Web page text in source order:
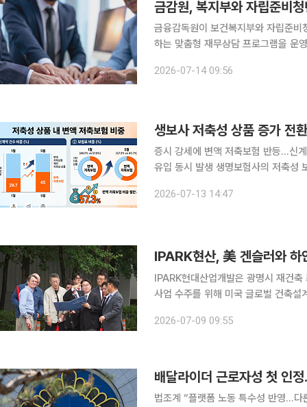
금감원, 복지부와 자립준비
금융감독원이 보건복지부와 자립준
하는 맞춤형 재무상담 프로그램을 운영한다. 금융감독원과 보건복지부는 자립준비
2026-07-14 09:56
생보사 저축성 상품 증가 전
증시 강세에 변액 저축보험 반등…신
유입 동시 발생 생명보험사의 저축성 보험 신계약이 변액보험 판매 증가에 힘입어 반등했다. 최근
면 5월 기준 생보사 저축성 상품 신
2026-07-13 14:47
IPARK현산, 美 겐슬러와 하
IPARK현대산업개발은 광명시 재건
사업 수주를 위해 미국 글로벌 건축
상품화 기획을 진행한다. 세계적인 설
2026-07-09 09:55
배달라이더 근로자성 첫 인
법조계 “플랫폼 노동 특수성 반영…다른 특고와 구별” 플랫폼을 통